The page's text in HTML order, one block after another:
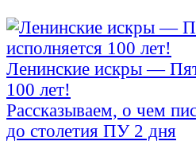
Ленинские искры —
100 лет!
Рассказываем, о чем
до столетия ПУ 2 дня